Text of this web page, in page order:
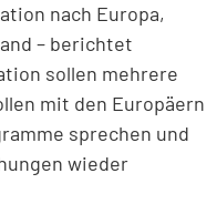
nach Europa,
– berichtet
sollen mehrere
mit den Europäern
sprechen und
wieder